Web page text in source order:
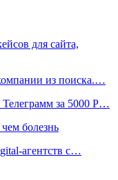
для сайта,
из поиска.…
за 5000 Р…
болезнь
агентств с…